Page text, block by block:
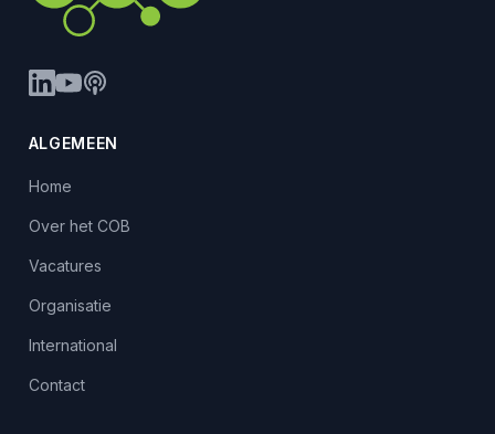
ALGEMEEN
Home
Over het COB
Vacatures
Organisatie
International
Contact